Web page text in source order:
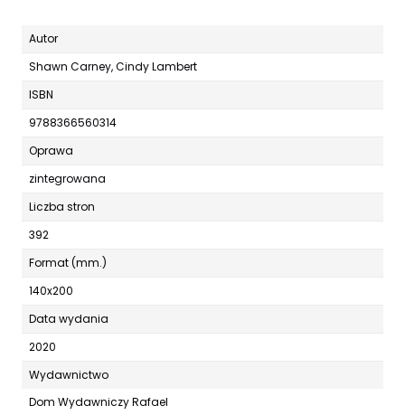
Autor
Shawn Carney, Cindy Lambert
ISBN
9788366560314
Oprawa
zintegrowana
Liczba stron
392
Format (mm.)
140x200
Data wydania
2020
Wydawnictwo
Dom Wydawniczy Rafael